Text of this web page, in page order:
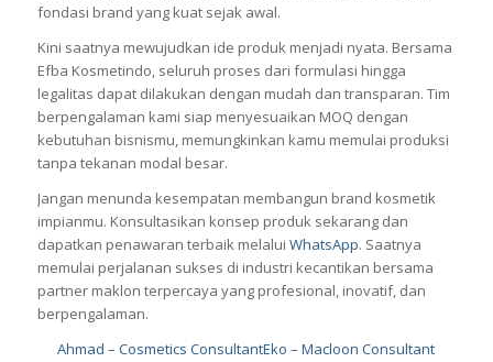
fondasi brand yang kuat sejak awal.
Kini saatnya mewujudkan ide produk menjadi nyata. Bersama
Efba Kosmetindo, seluruh proses dari formulasi hingga
legalitas dapat dilakukan dengan mudah dan transparan. Tim
berpengalaman kami siap menyesuaikan MOQ dengan
kebutuhan bisnismu, memungkinkan kamu memulai produksi
tanpa tekanan modal besar.
Jangan menunda kesempatan membangun brand kosmetik
impianmu. Konsultasikan konsep produk sekarang dan
dapatkan penawaran terbaik melalui WhatsApp. Saatnya
memulai perjalanan sukses di industri kecantikan bersama
partner maklon terpercaya yang profesional, inovatif, dan
berpengalaman.
Ahmad – Cosmetics ConsultantEko – Macloon Consultant